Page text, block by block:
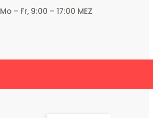
Mo – Fr, 9:00 – 17:00 MEZ